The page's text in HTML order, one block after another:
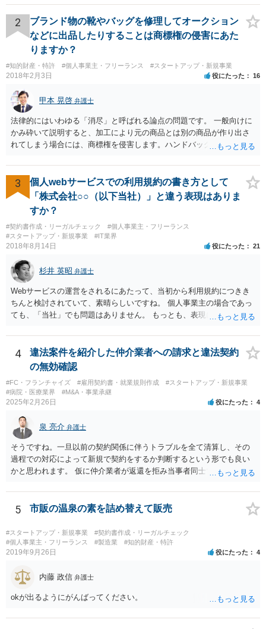
あります。 なお、仮に日本法になるとしても、新しい会社との間で契
約が有効かどうかは、ライセンスされた権利の種類（著作権、商標
権、特許権など）や契約の時期などを見て判断する必要があります。
いずれにせよ具体的事情が分からないと確定的な回答は難しいと思わ
れますので、弁護士に直接相談されることをお勧めします。
2
ブランド物の靴やバッグを修理してオークション
などに出品したりすることは商標権の侵害にあた
りますか？
#知的財産・特許 #個人事業主・フリーランス #スタートアップ・新規事業
2018年2月3日 役にたった 16
甲本 晃啓 弁護士
法律的にはいわゆる「消尽」と呼ばれる論点の問題です。 一般向けに
かみ砕いて説明すると、加工により元の商品とは別の商品が作り出さ
れてしまう場合には、商標権を侵害します。ハンドバッグをポーチに
ための加工（一般にいう修理）は、商標権を侵害しません。 商標権者
は、その商品を売ったときに対価を回収しているので、商標権は用い
尽くされている（用尽、消尽といいます。）と解釈されます。他方
で、商標権者の預かり知らないところで、販売した商品から別の商品
（コピー品やリメイク品）が作りだされてしまうと、その商品が仮に
酷い品質であれば、商標権者のブランドイメージが傷ついてしまいま
すし、その証商標権者にクレームが来てしまいますので、商標権を侵
害します。その商品が流通すれば商標権（ロゴマーク等）に対する一
般消費者の信頼も害することになります。また、本来商標権者に入る
べき利益が入らないことになります。 修理だけではそのような問題は
生じません。
3
個人webサービスでの利用規約の書き方として
「株式会社○○（以下当社）」と違う表現はありま
すか？
#契約書作成・リーガルチェック
#個人事業主・フリーランス
#スタートアップ・新規事業
#IT業界
2018年8月14日 役にたった 21
杉井 英昭 弁護士
Webサービスの運営をされるにあたって、当初から利用規約につきき
ちんと検討されていて、素晴らしいですね。 個人事業主の場合であっ
ても、「当社」でも問題はありません。 もっとも、表現に違和感があ
さんが「ABCウェブサービス」の屋号で事業を運営する際には、「当
社」の代わりに「ABCウェブサービス」とか「ABCWS」を使う等で
4
違法案件を紹介した仲介業者への請求と違法契約
の無効確認
#FC・フランチャイズ #雇用契約書・就業規則作成
#スタートアップ・新規事業
#病院・医療業界
#M&A・事業承継
2025年2月26日 役にたった 4
泉 亮介 弁護士
そうですね。一旦以前の契約関係に伴うトラブルを全て清算し、その
過程での対応によって新規で契約をするか判断するという形でも良い
かと思われます。 仮に仲介業者が返還を拒み当事者同士での解決が困
5 市販の温泉の素を詰め替えて販売
#スタートアップ・新規事業
#契約書作成・リーガルチェック
#個人事業主・フリーランス
#製造業 #知的財産・特許
2019年9月26日 役にたった 4
内藤 政信 弁護士
okが出るようにがんばってください。